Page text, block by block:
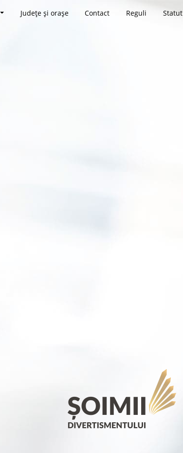
Județe și orașe Contact Reguli Statut